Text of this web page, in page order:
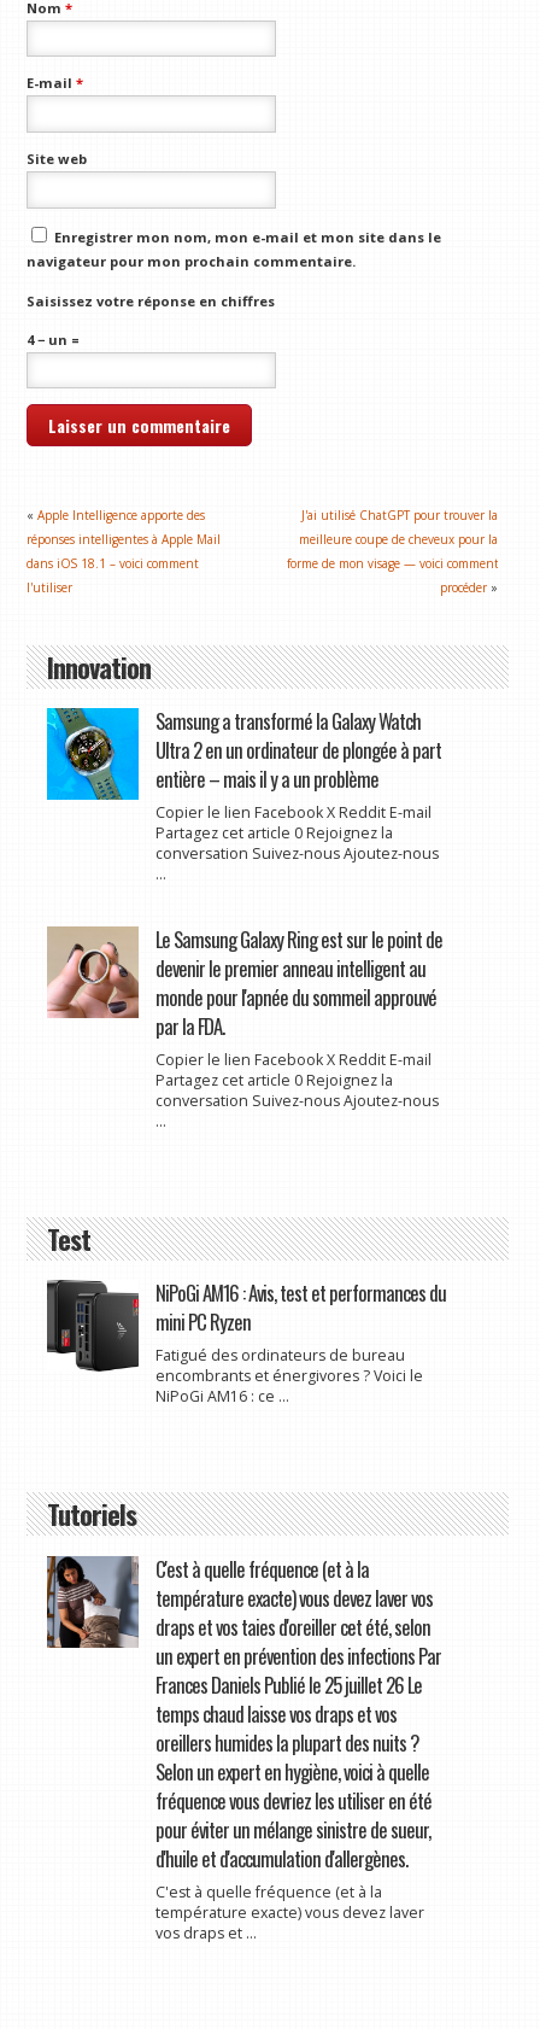
Nom*
E-mail*
Site web
Enregistrer mon nom, mon e-mail et mon site dans le
navigateur pour mon prochain commentaire.
Saisissez votre réponse en chiffres
4 − un =
«Apple Intelligence apporte des
réponses intelligentes à Apple Mail
dans iOS 18.1 – voici comment
l'utiliser
J'ai utilisé ChatGPT pour trouver la
meilleure coupe de cheveux pour la
forme de mon visage — voici comment
procéder »
Innovation
Samsung a transformé la Galaxy Watch
Ultra 2 en un ordinateur de plongée à part
entière – mais il y a un problème
Copier le lien Facebook X Reddit E-mail
Partagez cet article 0 Rejoignez la
conversation Suivez-nous Ajoutez-nous
...
Le Samsung Galaxy Ring est sur le point de
devenir le premier anneau intelligent au
monde pour l'apnée du sommeil approuvé
par la FDA.
Copier le lien Facebook X Reddit E-mail
Partagez cet article 0 Rejoignez la
conversation Suivez-nous Ajoutez-nous
...
Test
NiPoGi AM16 : Avis, test et performances du
mini PC Ryzen
Fatigué des ordinateurs de bureau
encombrants et énergivores ? Voici le
NiPoGi AM16 : ce ...
Tutoriels
C'est à quelle fréquence (et à la
température exacte) vous devez laver vos
draps et vos taies d'oreiller cet été, selon
un expert en prévention des infections Par
Frances Daniels Publié le 25 juillet 26 Le
temps chaud laisse vos draps et vos
oreillers humides la plupart des nuits ?
Selon un expert en hygiène, voici à quelle
fréquence vous devriez les utiliser en été
pour éviter un mélange sinistre de sueur,
d'huile et d'accumulation d'allergènes.
C'est à quelle fréquence (et à la
température exacte) vous devez laver
vos draps et ...